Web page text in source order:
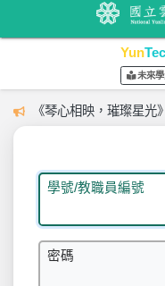
Yun
未來
《琴心相映，璀璨星光
學號/教職員編號
密碼